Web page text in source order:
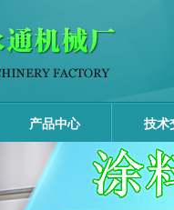
产品中心 技术